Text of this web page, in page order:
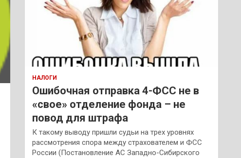
НАЛОГИ
Ошибочная отправка 4-ФСС не в
«свое» отделение фонда – не
повод для штрафа
К такому выводу пришли судьи на трех уровнях
рассмотрения спора между страхователем и ФСС
России (Постановление АС Западно-Сибирского